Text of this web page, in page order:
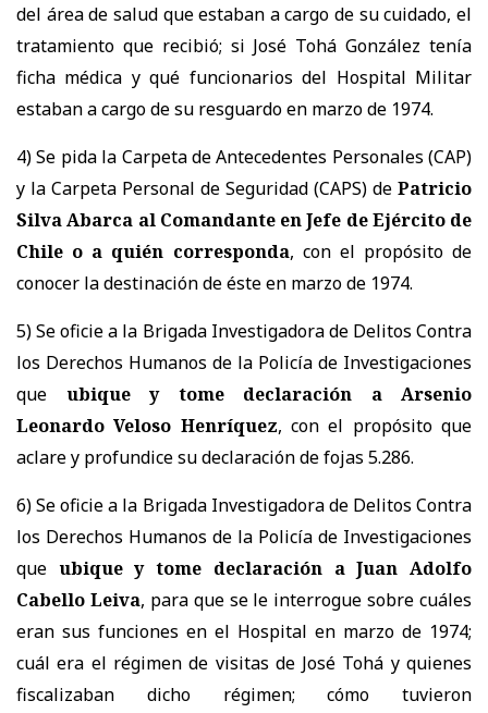
del área de salud que estaban a cargo de su cuidado, el
tratamiento que recibió; si José Tohá González tenía
ficha médica y qué funcionarios del Hospital Militar
estaban a cargo de su resguardo en marzo de 1974.
4) Se pida la Carpeta de Antecedentes Personales (CAP)
y la Carpeta Personal de Seguridad (CAPS) de Patricio
Silva Abarca al Comandante en Jefe de Ejército de
Chile o a quién corresponda, con el propósito de
conocer la destinación de éste en marzo de 1974.
5) Se oficie a la Brigada Investigadora de Delitos Contra
los Derechos Humanos de la Policía de Investigaciones
que ubique y tome declaración a Arsenio
Leonardo Veloso Henríquez, con el propósito que
aclare y profundice su declaración de fojas 5.286.
6) Se oficie a la Brigada Investigadora de Delitos Contra
los Derechos Humanos de la Policía de Investigaciones
que ubique y tome declaración a Juan Adolfo
Cabello Leiva, para que se le interrogue sobre cuáles
eran sus funciones en el Hospital en marzo de 1974;
cuál era el régimen de visitas de José Tohá y quienes
fiscalizaban dicho régimen; cómo tuvieron